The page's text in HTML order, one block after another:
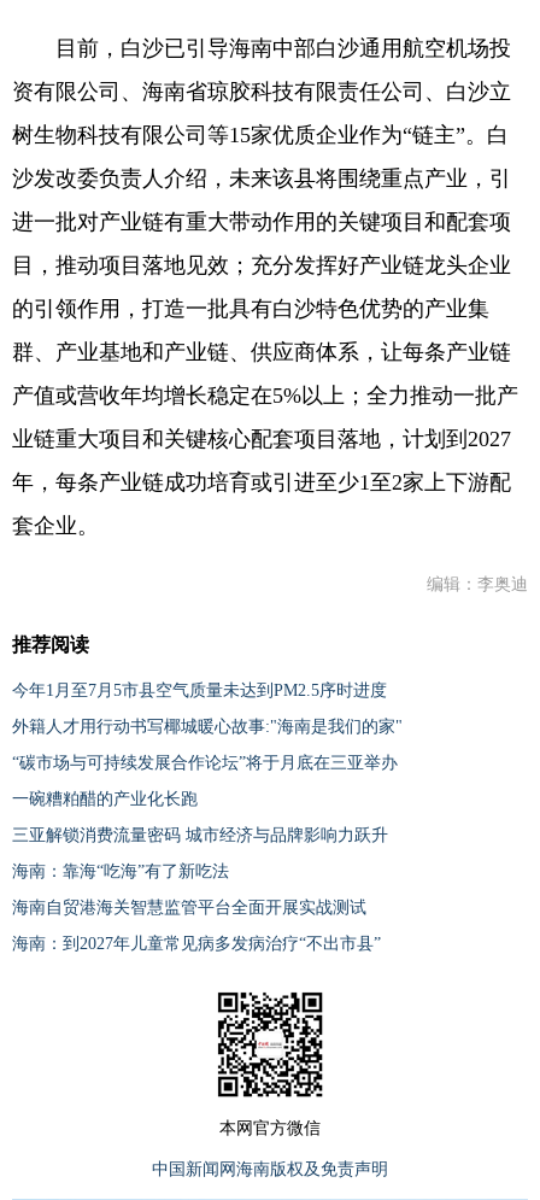
目前，白沙已引导海南中部白沙通用航空机场投
资有限公司、海南省琼胶科技有限责任公司、白沙立
树生物科技有限公司等15家优质企业作为“链主”。白
沙发改委负责人介绍，未来该县将围绕重点产业，引
进一批对产业链有重大带动作用的关键项目和配套项
目，推动项目落地见效；充分发挥好产业链龙头企业
的引领作用，打造一批具有白沙特色优势的产业集
群、产业基地和产业链、供应商体系，让每条产业链
产值或营收年均增长稳定在5%以上；全力推动一批产
业链重大项目和关键核心配套项目落地，计划到2027
年，每条产业链成功培育或引进至少1至2家上下游配
套企业。
编辑：李奥迪
推荐阅读
今年1月至7月5市县空气质量未达到PM2.5序时进度
外籍人才用行动书写椰城暖心故事:"海南是我们的家"
“碳市场与可持续发展合作论坛”将于月底在三亚举办
一碗糟粕醋的产业化长跑
三亚解锁消费流量密码 城市经济与品牌影响力跃升
海南：靠海“吃海”有了新吃法
海南自贸港海关智慧监管平台全面开展实战测试
海南：到2027年儿童常见病多发病治疗“不出市县”
本网官方微信
中国新闻网海南版权及免责声明